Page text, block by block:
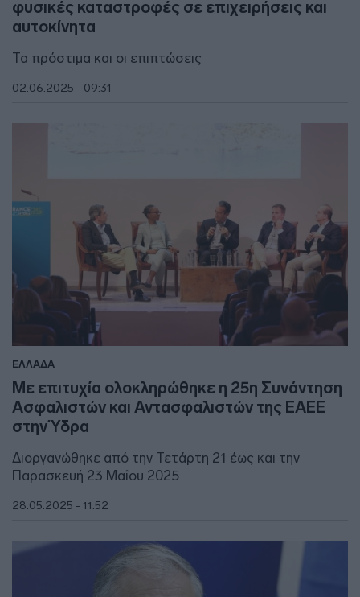
φυσικές καταστροφές σε επιχειρήσεις και
αυτοκίνητα
Τα πρόστιμα και οι επιπτώσεις
02.06.2025 - 09:31
ΕΛΛΑΔΑ
Με επιτυχία ολοκληρώθηκε η 25η Συνάντηση
Ασφαλιστών και Αντασφαλιστών της ΕΑΕΕ
στην Ύδρα
Διοργανώθηκε από την Τετάρτη 21 έως και την
Παρασκευή 23 Μαΐου 2025
28.05.2025 - 11:52